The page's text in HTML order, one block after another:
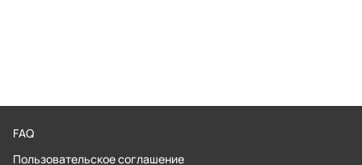
FAQ
Пользовательское соглашение